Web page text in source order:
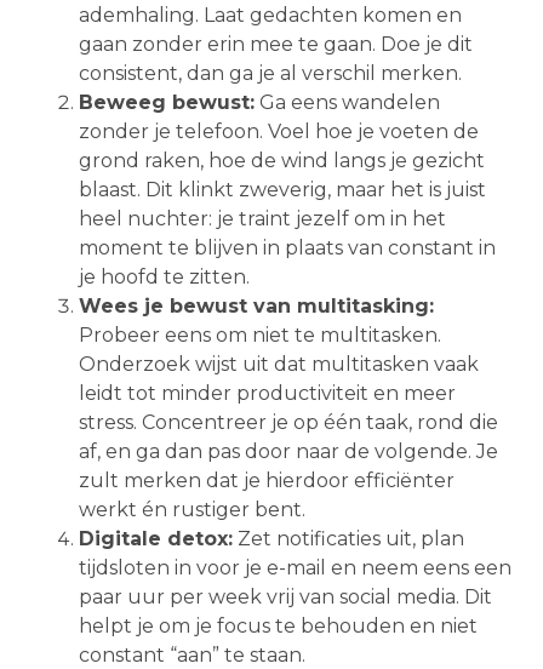
ademhaling. Laat gedachten komen en
gaan zonder erin mee te gaan. Doe je dit
consistent, dan ga je al verschil merken.
Beweeg bewust: Ga eens wandelen
zonder je telefoon. Voel hoe je voeten de
grond raken, hoe de wind langs je gezicht
blaast. Dit klinkt zweverig, maar het is juist
heel nuchter: je traint jezelf om in het
moment te blijven in plaats van constant in
je hoofd te zitten.
Wees je bewust van multitasking:
Probeer eens om niet te multitasken.
Onderzoek wijst uit dat multitasken vaak
leidt tot minder productiviteit en meer
stress. Concentreer je op één taak, rond die
af, en ga dan pas door naar de volgende. Je
zult merken dat je hierdoor efficiënter
werkt én rustiger bent.
Digitale detox: Zet notificaties uit, plan
tijdsloten in voor je e-mail en neem eens een
paar uur per week vrij van social media. Dit
helpt je om je focus te behouden en niet
constant “aan” te staan.